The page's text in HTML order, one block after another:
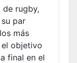
de rugby,
par
más
objetivo
final en el